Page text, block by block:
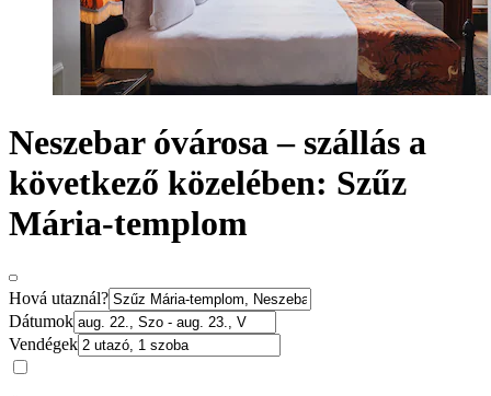
Neszebar óvárosa – szállás a
következő közelében: Szűz
Mária-templom
Hová utaznál?
Dátumok
Vendégek